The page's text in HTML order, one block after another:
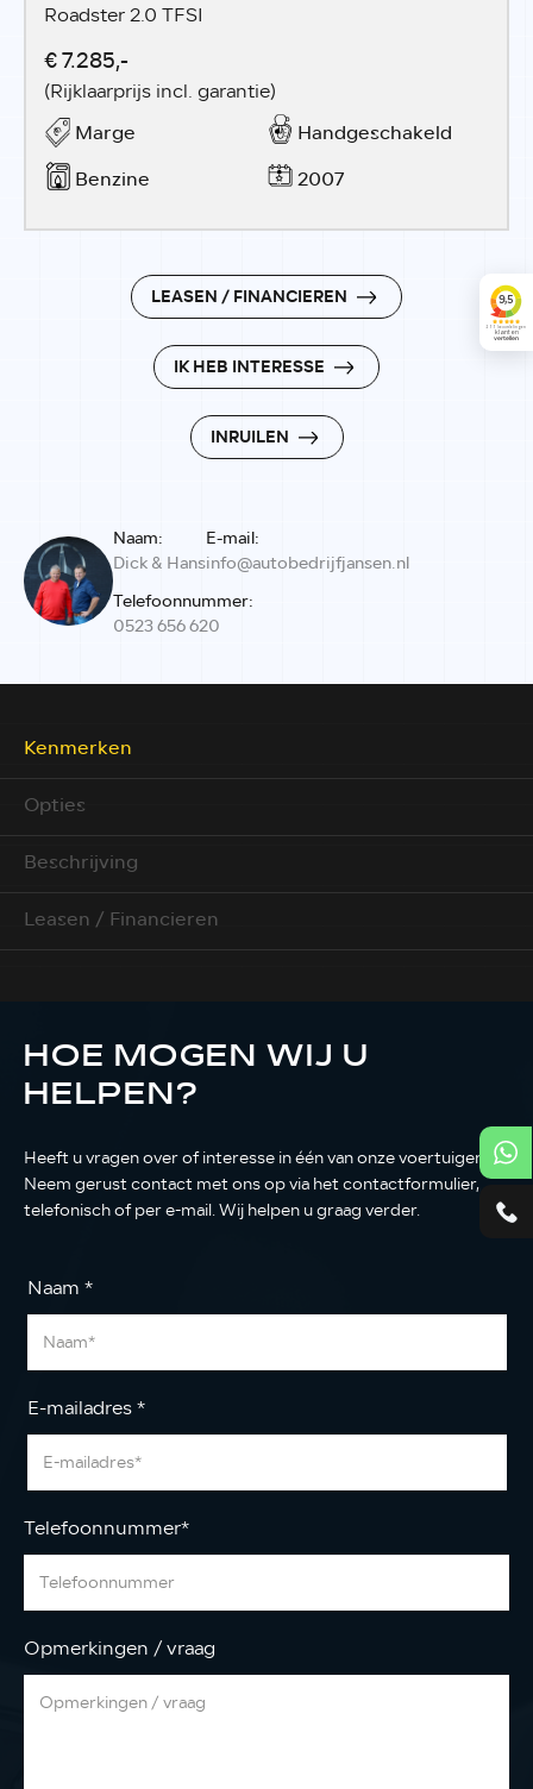
Roadster 2.0 TFSI
€ 7.285,-
(Rijklaarprijs incl. garantie)
Marge
Handgeschakeld
Benzine
2007
LEASEN / FINANCIEREN
IK HEB INTERESSE
INRUILEN
Naam:
Dick & Hans
E-mail:
info@autobedrijfjansen.nl
Telefoonnummer:
0523 656 620
Kenmerken
Opties
Beschrijving
Leasen / Financieren
HOE MOGEN WIJ U
HELPEN?
Heeft u vragen over of interesse in één van onze voertuigen?
Neem gerust contact met ons op via het contactformulier,
telefonisch of per e-mail. Wij helpen u graag verder.
Naam *
E-mailadres*
Telefoonnummer*
Opmerkingen / vraag